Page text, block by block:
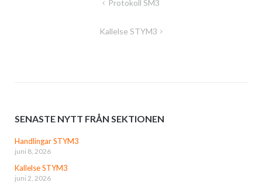
Protokoll SM3
Kallelse STYM3
SENASTE NYTT FRÅN SEKTIONEN
Handlingar STYM3
juni 8, 2026
Kallelse STYM3
juni 2, 2026